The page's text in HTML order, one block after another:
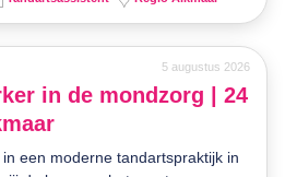
5 augustus 2026
in de mondzorg | 24
een moderne tandartspraktijk in